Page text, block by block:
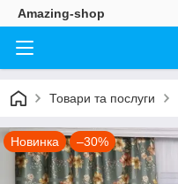
Amazing-shop
Товари та послуги
Новинка –30%